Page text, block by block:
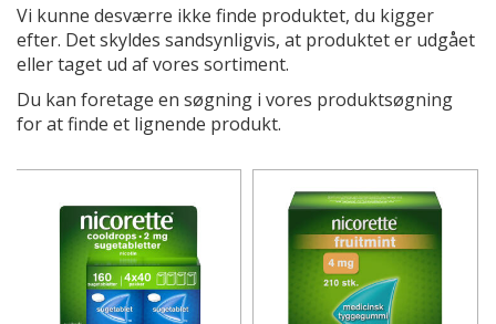
Vi kunne desværre ikke finde produktet, du kigger
efter. Det skyldes sandsynligvis, at produktet er udgået
eller taget ud af vores sortiment.
Du kan foretage en søgning i vores produktsøgning
for at finde et lignende produkt.